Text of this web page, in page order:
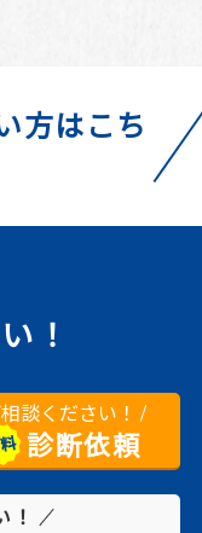
方はこち
！
談ください！
診断依頼
！